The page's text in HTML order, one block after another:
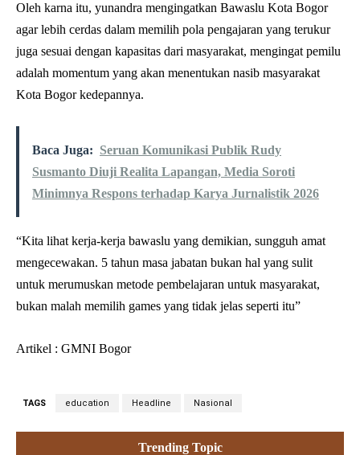
Oleh karna itu, yunandra mengingatkan Bawaslu Kota Bogor
agar lebih cerdas dalam memilih pola pengajaran yang terukur
juga sesuai dengan kapasitas dari masyarakat, mengingat pemilu
adalah momentum yang akan menentukan nasib masyarakat
Kota Bogor kedepannya.
Baca Juga: Seruan Komunikasi Publik Rudy
Susmanto Diuji Realita Lapangan, Media Soroti
Minimnya Respons terhadap Karya Jurnalistik 2026
“Kita lihat kerja-kerja bawaslu yang demikian, sungguh amat
mengecewakan. 5 tahun masa jabatan bukan hal yang sulit
untuk merumuskan metode pembelajaran untuk masyarakat,
bukan malah memilih games yang tidak jelas seperti itu”
Artikel : GMNI Bogor
TAGS education Headline Nasional
Trending Topic